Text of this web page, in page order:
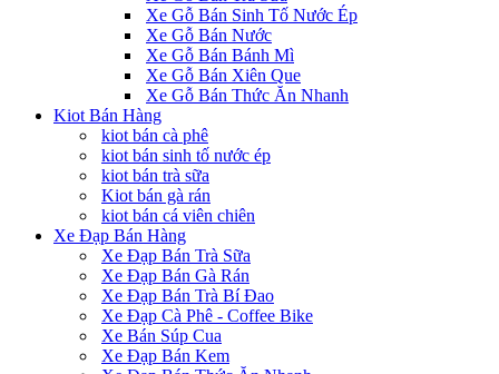
Xe Gỗ Bán Sinh Tố Nước Ép
Xe Gỗ Bán Nước
Xe Gỗ Bán Bánh Mì
Xe Gỗ Bán Xiên Que
Xe Gỗ Bán Thức Ăn Nhanh
Kiot Bán Hàng
kiot bán cà phê
kiot bán sinh tố nước ép
kiot bán trà sữa
Kiot bán gà rán
kiot bán cá viên chiên
Xe Đạp Bán Hàng
Xe Đạp Bán Trà Sữa
Xe Đạp Bán Gà Rán
Xe Đạp Bán Trà Bí Đao
Xe Đạp Cà Phê - Coffee Bike
Xe Bán Súp Cua
Xe Đạp Bán Kem